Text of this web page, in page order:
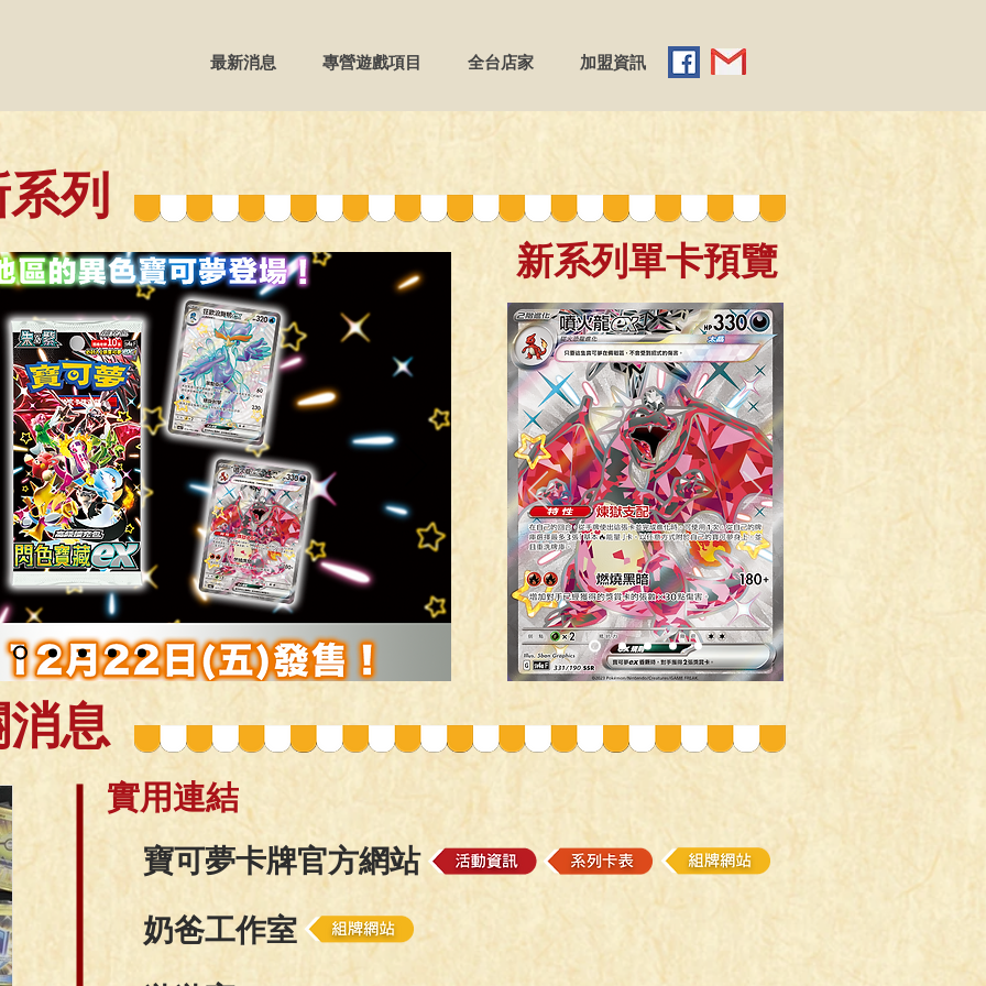
最新消息 專營遊戲項目 全台店家 加盟資訊
列
​新系列單卡預覽
息
​實用連結
​奶爸工作室
寶可夢卡牌官方網站